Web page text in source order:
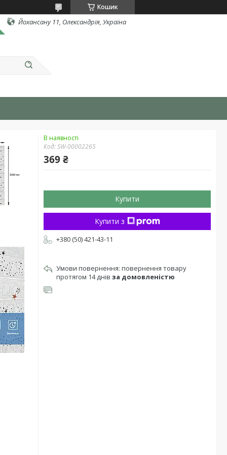
Кошик
Йохансану 11, Олександрія, Україна
В наявності
Код:SW-00002265
369 ₴
Купити
Купити з
+380 (50) 421-43-11
повернення товару
протягом 14 днів за домовленістю